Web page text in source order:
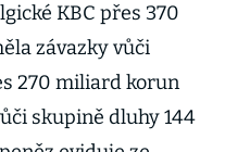
KBC přes 370
závazky vůči
270 miliard korun
skupině dluhy 144